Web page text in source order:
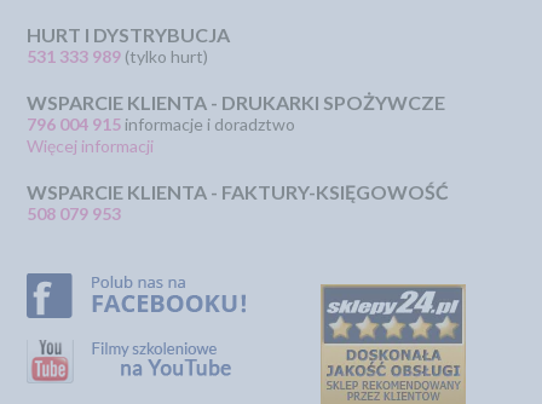
HURT I DYSTRYBUCJA
531 333 989 (tylko hurt)
WSPARCIE KLIENTA - DRUKARKI SPOŻYWCZE
796 004 915 informacje i doradztwo
Więcej informacji
WSPARCIE KLIENTA - FAKTURY-KSIĘGOWOŚĆ
508 079 953